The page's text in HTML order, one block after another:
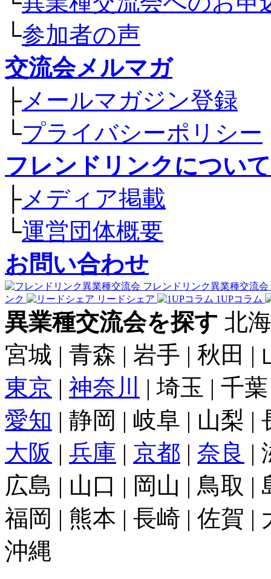
└参加者の声
交流会メルマガ
├ メールマガジン登録
└プライバシーポリシー
フレンドリンクについて
├ メディア掲載
└運営団体概要
お問い合わせ
フレンドリンク異業種交流会
ンク
リードシェア 1UPコラム
異業種交流会を探す 北
宮城 | 青森 | 岩手 | 秋田 |
東京 | 神奈川
| 埼玉 | 千
愛知 | 静岡 | 岐阜 | 山梨 |
大阪 | 兵庫 | 京都 | 奈良 |
広島 | 山口 | 岡山 | 鳥取 |
福岡 | 熊本 | 長崎 | 佐賀 |
沖縄